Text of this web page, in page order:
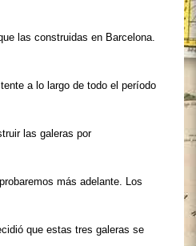
las construidas en Barcelona.
a lo largo de todo el período
las galeras por
más adelante. Los
que estas tres galeras se